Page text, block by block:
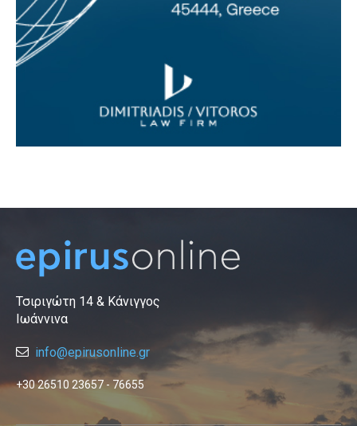
Τσιριγώτη 14 & Κάνιγγος
Ιωάννινα
info@epirusonline.gr
+30 26510 23657 - 76655